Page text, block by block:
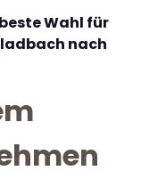
Wahl für
nach